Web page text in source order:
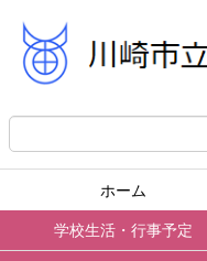
ホーム
学校生活・行事予定